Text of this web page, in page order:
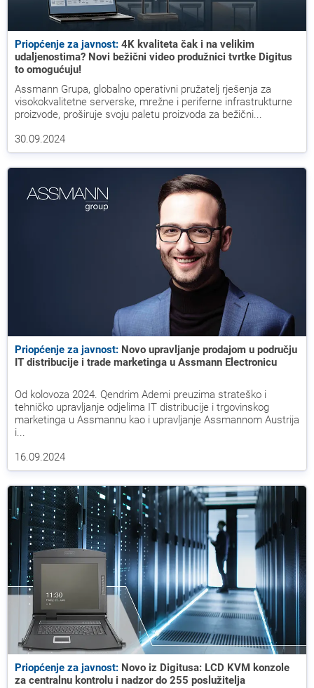
Priopćenje za javnost: 4K kvaliteta čak i na velikim
udaljenostima? Novi bežični video produžnici tvrtke Digitus
to omogućuju!
Assmann Grupa, globalno operativni pružatelj rješenja za
visokokvalitetne serverske, mrežne i periferne infrastrukturne
proizvode, proširuje svoju paletu proizvoda za bežični...
30.09.2024
Priopćenje za javnost: Novo upravljanje prodajom u području
IT distribucije i trade marketinga u Assmann Electronicu
Od kolovoza 2024. Qendrim Ademi preuzima strateško i
tehničko upravljanje odjelima IT distribucije i trgovinskog
marketinga u Assmannu kao i upravljanje Assmannom Austrija
i...
16.09.2024
Priopćenje za javnost: Novo iz Digitusa: LCD KVM konzole
za centralnu kontrolu i nadzor do 255 poslužitelja